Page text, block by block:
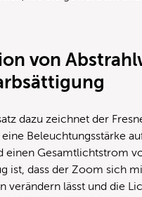
von
dazu zeichnet der
Beleuchtungsstärke
einen Gesamtlichtstrom
ist, dass der Zoom sich
verändern lässt und die